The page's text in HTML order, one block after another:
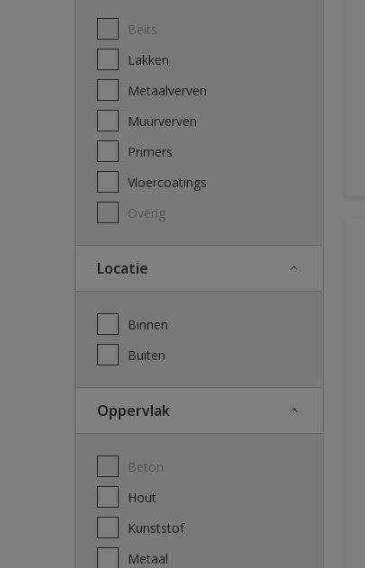
Beits
Lakken
Metaalverven
Muurverven
Primers
Vloercoatings
Overig
Locatie
Binnen
Buiten
Oppervlak
Beton
Hout
Kunststof
Metaal